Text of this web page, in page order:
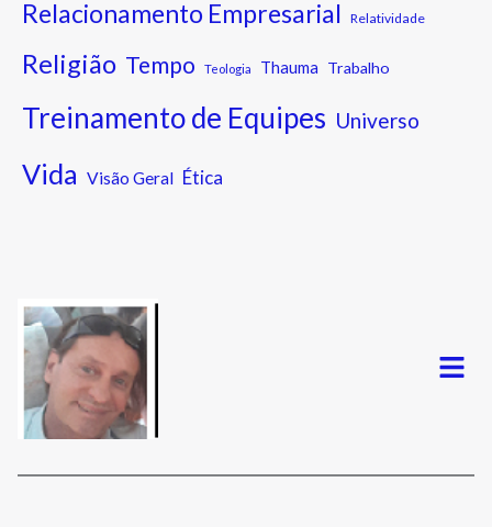
Relacionamento Empresarial Relatividade
Religião Tempo Teologia Thauma Trabalho
Treinamento de Equipes Universo
Vida Visão Geral Ética
Menu